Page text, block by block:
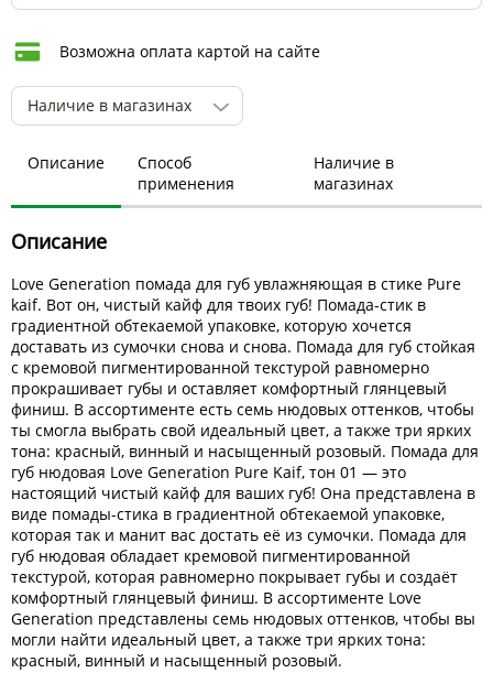
Возможна оплата картой на сайте
Наличие в магазинах
Описание
Способ
применения
Наличие в
магазинах
Описание
Love Generation помада для губ увлажняющая в стике Pure
kaif. Вот он, чистый кайф для твоих губ! Помада-стик в
градиентной обтекаемой упаковке, которую хочется
доставать из сумочки снова и снова. Помада для губ стойкая
с кремовой пигментированной текстурой равномерно
прокрашивает губы и оставляет комфортный глянцевый
финиш. В ассортименте есть семь нюдовых оттенков, чтобы
ты смогла выбрать свой идеальный цвет, а также три ярких
тона: красный, винный и насыщенный розовый. Помада для
губ нюдовая Love Generation Pure Kaif, тон 01 — это
настоящий чистый кайф для ваших губ! Она представлена в
виде помады-стика в градиентной обтекаемой упаковке,
которая так и манит вас достать её из сумочки. Помада для
губ нюдовая обладает кремовой пигментированной
текстурой, которая равномерно покрывает губы и создаёт
комфортный глянцевый финиш. В ассортименте Love
Generation представлены семь нюдовых оттенков, чтобы вы
могли найти идеальный цвет, а также три ярких тона:
красный, винный и насыщенный розовый.